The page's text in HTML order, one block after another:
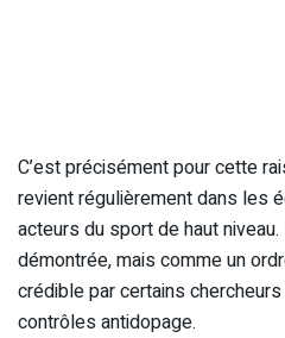
C’est précisément pour cette
revient régulièrement dans les
acteurs du sport de haut
démontrée, mais comme un
crédible par certains
contrôles antidopage.